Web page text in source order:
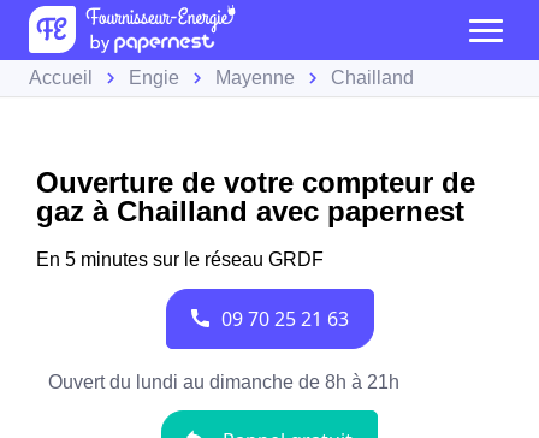
Accueil Engie Mayenne Chailland